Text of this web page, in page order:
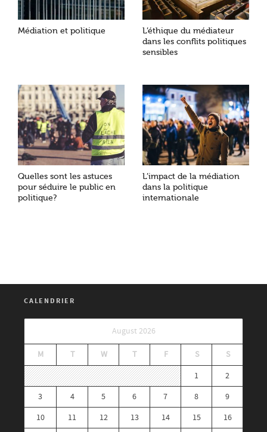
Médiation et politique
L’éthique du médiateur
dans les conflits politiques
sensibles
Quelles sont les astuces
pour séduire le public en
politique?
L’impact de la médiation
dans la politique
internationale
CALENDRIER
August 2026
M T W T F S
S
1
2
3
4 5 6 7 8
9
10
11 12 13 14 15
16